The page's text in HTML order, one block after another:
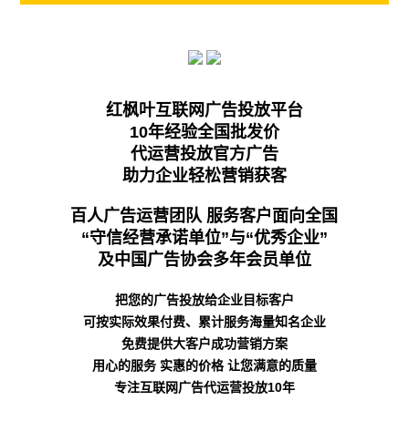
红枫叶互联网广告投放平台
10年经验全国批发价
代运营投放官方广告
助力企业轻松营销获客
百人广告运营团队 服务客户面向全国
“守信经营承诺单位”与“优秀企业”
及中国广告协会多年会员单位
把您的广告投放给企业目标客户
可按实际效果付费、累计服务海量知名企业
免费提供大客户成功营销方案
用心的服务 实惠的价格 让您满意的质量
专注互联网广告代运营投放10年